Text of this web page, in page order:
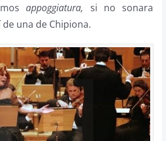
appoggiatura, si no sonara
una de Chipiona.